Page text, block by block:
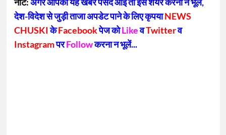
देश-विदेश से जुड़ी ताजा अपडेट पाने के लिए कृपयाNEWS
CHUSKIकेFacebookपेज कोLikeवTwitterव
InstagramपरFollowकरना न भूलें...